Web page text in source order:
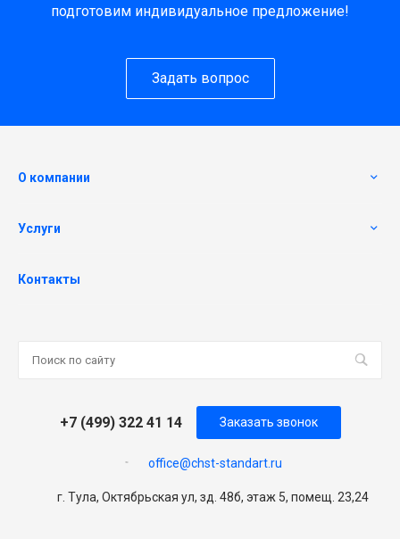
подготовим индивидуальное предложение!
Задать вопрос
О компании
Услуги
Контакты
+7 (499) 322 41 14
office@chst-standart.ru
Заказать звонок
г. Тула, Октябрьская ул, зд. 48б, этаж 5, помещ. 23,24